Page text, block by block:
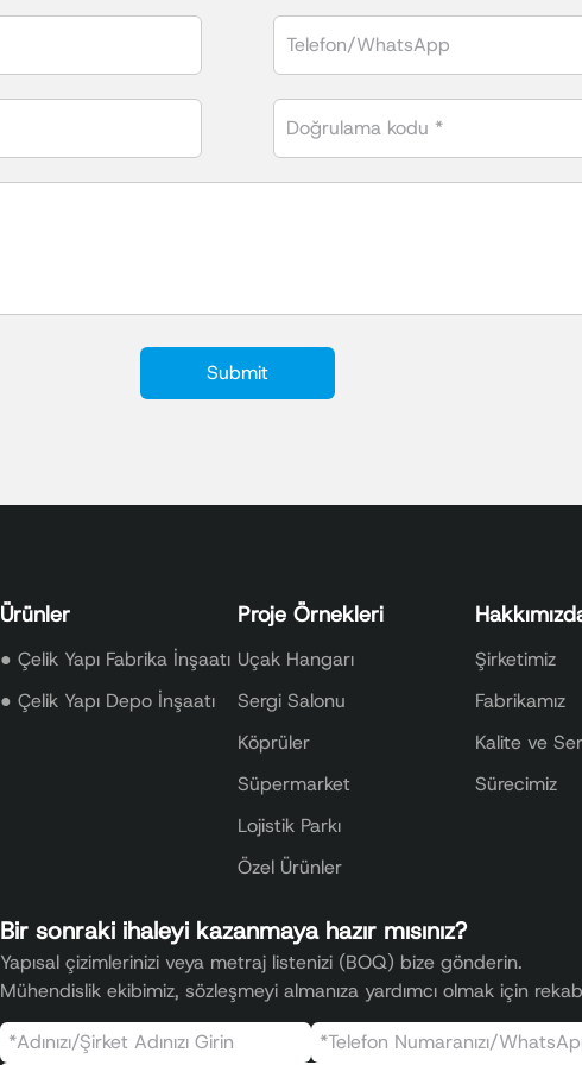
Ürünler
● Çelik Yapı Fabrika İnşaatı
● Çelik Yapı Depo İnşaatı
Proje Örnekleri
Uçak Hangarı
Sergi Salonu
Köprüler
Süpermarket
Lojistik Parkı
Özel Ürünler
Şirketimiz
Fabrikamız
Kalite ve
Sürecimiz
Bir sonraki ihaleyi kazanmaya hazır mısınız?
Yapısal çizimlerinizi veya metraj listenizi (BOQ) bize gönderin.
Mühendislik ekibimiz, sözleşmeyi almanıza yardımcı olmak için